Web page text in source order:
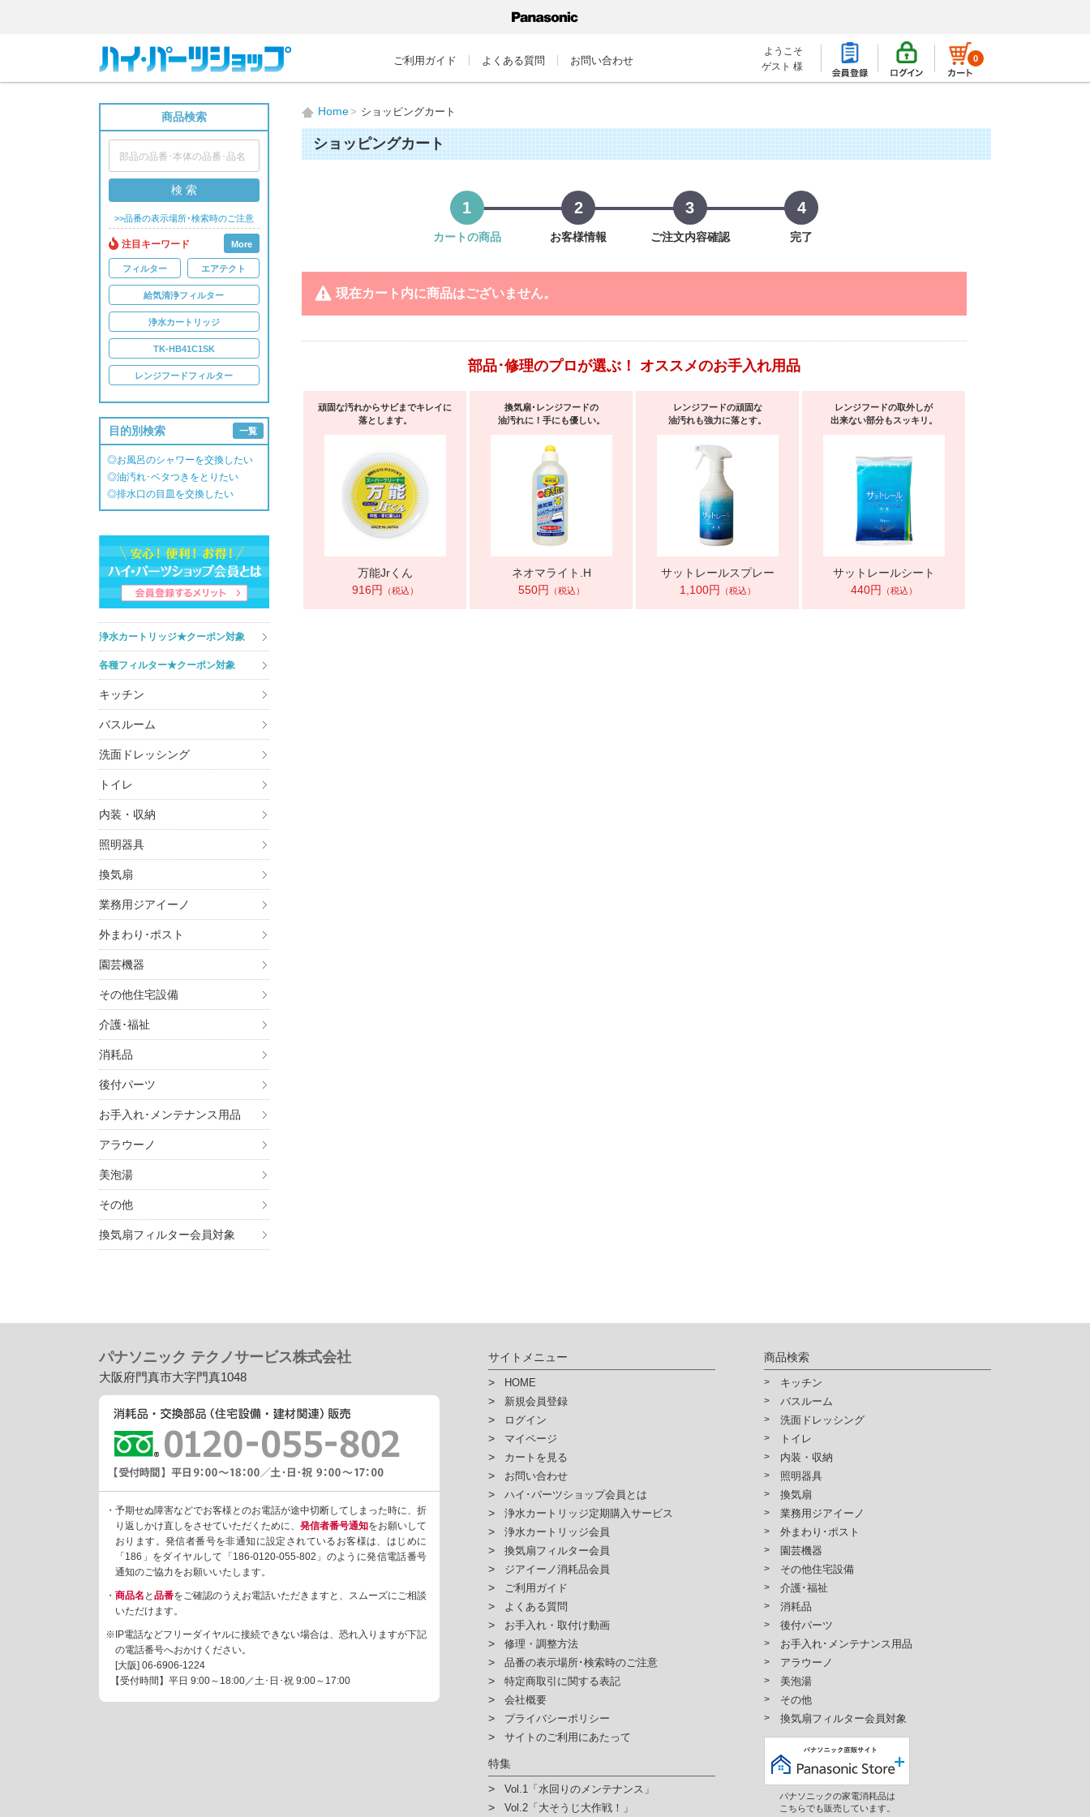
ご利用ガイド よくある質問 お問い合わせ
ようこそ
ゲスト 様
0
商品検索
検 索
>>品番の表示場所･検索時のご注意
注目キーワード More
フィルター エアテクト
給気清浄フィルター
浄水カートリッジ
TK-HB41C1SK
レンジフードフィルター
目的別検索 一覧
◎お風呂のシャワーを交換したい
◎油汚れ･ベタつきをとりたい
◎排水口の目皿を交換したい
浄水カートリッジ★クーポン対象
各種フィルター★クーポン対象
キッチン
バスルーム
洗面ドレッシング
トイレ
内装・収納
照明器具
換気扇
業務用ジアイーノ
外まわり･ポスト
園芸機器
その他住宅設備
介護･福祉
消耗品
後付パーツ
お手入れ･メンテナンス用品
アラウーノ
美泡湯
その他
換気扇フィルター会員対象
Home ショッピングカート
ショッピングカート
1
カートの商品
2
お客様情報
3
ご注文内容確認
4
完了
現在カート内に商品はございません。
部品･修理のプロが選ぶ！ オススメのお手入れ用品
頑固な汚れからサビまでキレイに
落とします。
万能Jrくん
916円
（税込）
換気扇･レンジフードの
油汚れに！手にも優しい。
ネオマライト.H
550円
（税込）
レンジフードの頑固な
油汚れも強力に落とす。
サットレールスプレー
1,100円
（税込）
レンジフードの取外しが
出来ない部分もスッキリ。
サットレールシート
440円
（税込）
パナソニック テクノサービス株式会社
大阪府門真市大字門真1048
・予期せぬ障害などでお客様とのお電話が途中切断してしまった時に、折
り返しかけ直しをさせていただくために、 発信者番号通知をお願いして
おります。発信者番号を非通知に設定されているお客様は、はじめに
「186」をダイヤルして「186-0120-055-802」のように発信電話番号
通知のご協力をお願いいたします。
・ 商品名 と 品番をご確認のうえお電話いただきますと、スムーズにご相談
いただけます。
※IP電話などフリーダイヤルに接続できない場合は、恐れ入りますが下記
の電話番号へおかけください。
[大阪] 06-6906-1224
【受付時間】平日 9:00～18:00／土･日･祝 9:00～17:00
サイトメニュー
HOME
新規会員登録
ログイン
マイページ
カートを見る
お問い合わせ
ハイ･パーツショップ会員とは
浄水カートリッジ定期購入サービス
浄水カートリッジ会員
換気扇フィルター会員
ジアイーノ消耗品会員
ご利用ガイド
よくある質問
お手入れ・取付け動画
修理・調整方法
品番の表示場所･検索時のご注意
特定商取引に関する表記
会社概要
プライバシーポリシー
サイトのご利用にあたって
特集
Vol.1「水回りのメンテナンス」
Vol.2「大そうじ大作戦！」
商品検索
キッチン
バスルーム
洗面ドレッシング
トイレ
内装・収納
照明器具
換気扇
業務用ジアイーノ
外まわり･ポスト
園芸機器
その他住宅設備
介護･福祉
消耗品
後付パーツ
お手入れ･メンテナンス用品
アラウーノ
美泡湯
その他
換気扇フィルター会員対象
パナソニックの家電消耗品は
こちらでも販売しています。